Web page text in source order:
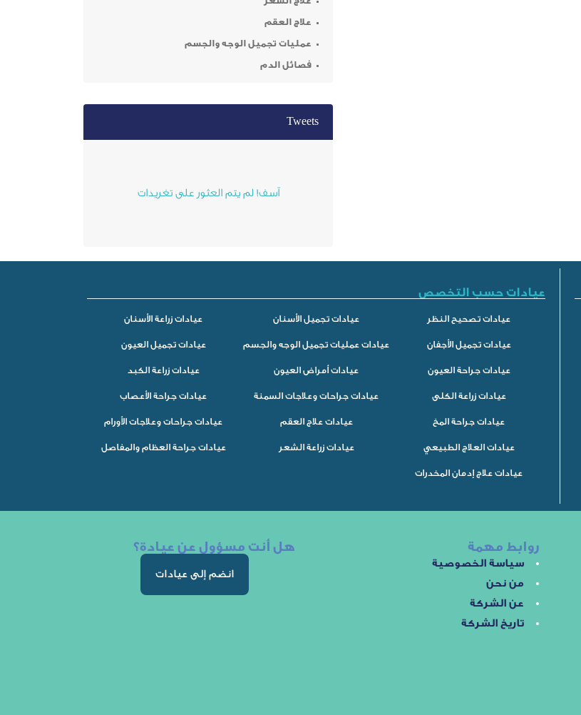
علاج العقم
عمليات تجميل الوجه والجسم
فصائل الدم
Tweets
آسف! لم يتم العثور على تغريدات
عيادات حسب التخصص
عيادات تصحيح النظر عيادات تجميل الأسنان عيادات زراعة الأسنان
عيادات تجميل الأجفان عيادات عمليات تجميل الوجه والجسم عيادات تجميل العيون
عيادات جراحة العيون عيادات أمراض العيون عيادات زراعة الكبد
عيادات زراعة الكلى عيادات جراحات وعلاجات السمنة عيادات جراحة الأعصاب
عيادات جراحة المخ عيادات علاج العقم عيادات جراحات وعلاجات الأورام
عيادات العلاج الطبيعي عيادات زراعة الشعر عيادات جراحة العظام والمفاصل
عيادات علاج إدمان المخدرات
روابط مهمة
سياسة الخصوصية
من نحن
عن الشركة
تاريخ الشركة
هل أنت مسؤول عن عيادة؟
انضم إلى عيادات